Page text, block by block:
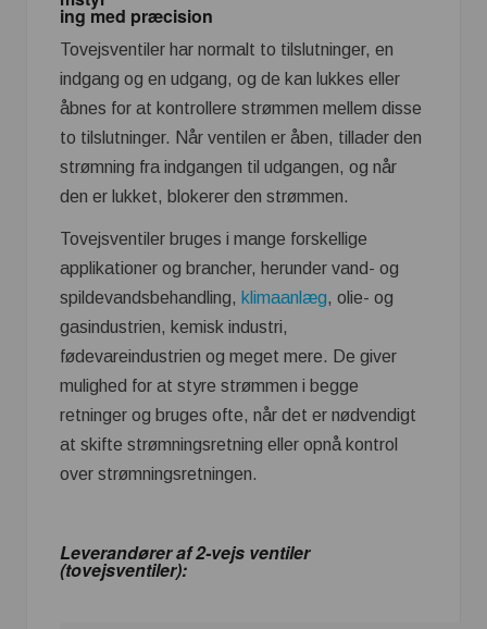
ing med præcision
Tovejsventiler har normalt to tilslutninger, en
indgang og en udgang, og de kan lukkes eller
åbnes for at kontrollere strømmen mellem disse
to tilslutninger. Når ventilen er åben, tillader den
strømning fra indgangen til udgangen, og når
den er lukket, blokerer den strømmen.
Tovejsventiler bruges i mange forskellige
applikationer og brancher, herunder vand- og
spildevandsbehandling, klimaanlæg, olie- og
gasindustrien, kemisk industri,
fødevareindustrien og meget mere. De giver
mulighed for at styre strømmen i begge
retninger og bruges ofte, når det er nødvendigt
at skifte strømningsretning eller opnå kontrol
over strømningsretningen.
Leverandører af 2-vejs ventiler
(tovejsventiler):